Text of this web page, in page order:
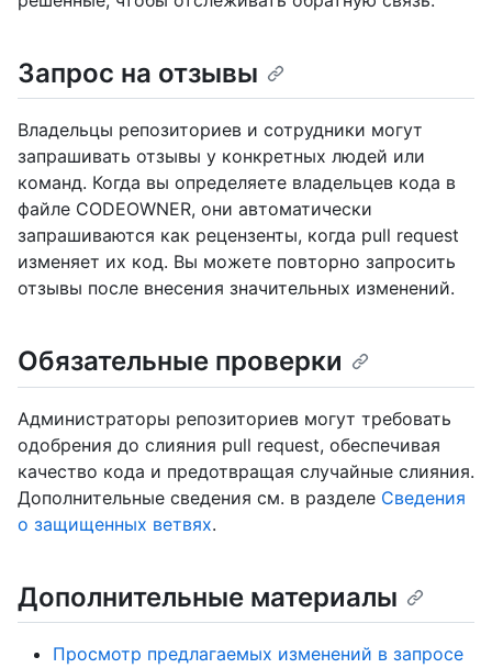
Запрос на отзывы
Владельцы репозиториев и сотрудники могут
запрашивать отзывы у конкретных людей или
команд. Когда вы определяете владельцев кода в
файле CODEOWNER, они автоматически
запрашиваются как рецензенты, когда pull request
изменяет их код. Вы можете повторно запросить
отзывы после внесения значительных изменений.
Обязательные проверки
Администраторы репозиториев могут требовать
одобрения до слияния pull request, обеспечивая
качество кода и предотвращая случайные слияния.
Дополнительные сведения см. в разделе Сведения
о защищенных ветвях.
Дополнительные материалы
Просмотр предлагаемых изменений в запросе